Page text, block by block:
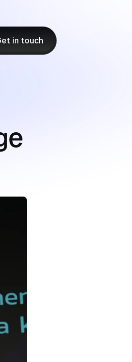
in touch